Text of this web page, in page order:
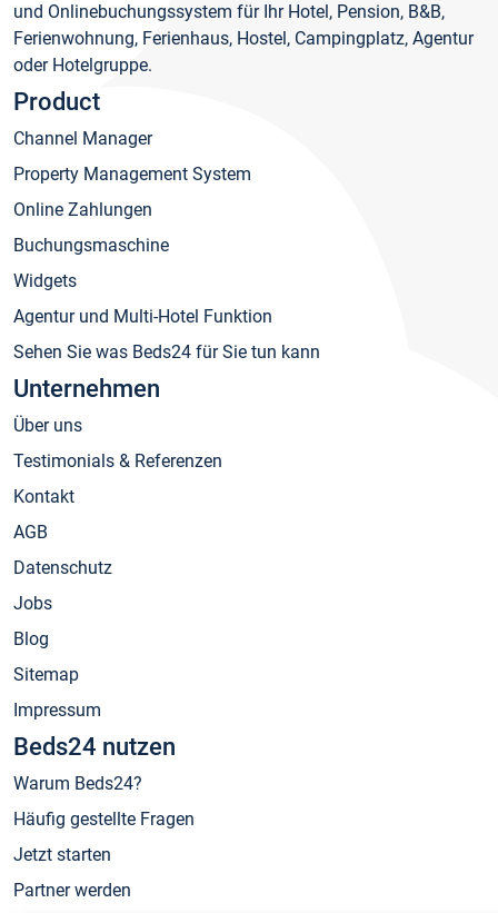
und Onlinebuchungssystem für Ihr Hotel, Pension, B&B,
Ferienwohnung, Ferienhaus, Hostel, Campingplatz, Agentur
oder Hotelgruppe.
Product
Channel Manager
Property Management System
Online Zahlungen
Buchungsmaschine
Widgets
Agentur und Multi-Hotel Funktion
Sehen Sie was Beds24 für Sie tun kann
Unternehmen
Über uns
Testimonials & Referenzen
Kontakt
AGB
Datenschutz
Jobs
Blog
Sitemap
Impressum
Beds24 nutzen
Warum Beds24?
Häufig gestellte Fragen
Jetzt starten
Partner werden